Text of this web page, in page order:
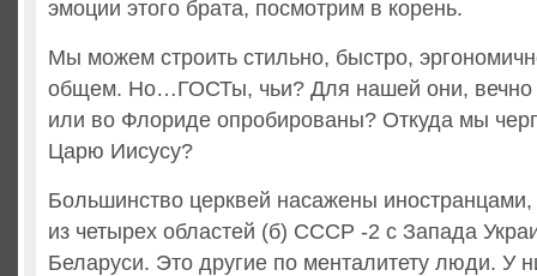
эмоции этого брата, посмотрим в корень.
Мы можем строить стильно, быстро,
общем. Но…ГОСТы, чьи? Для нашей они, вечно
или во Флориде опробированы? Откуда мы
Царю Иисусу?
Большинство церквей насажены
из четырех областей (б) СССР -2 с Запада
Беларуси. Это другие по менталитету люди. У